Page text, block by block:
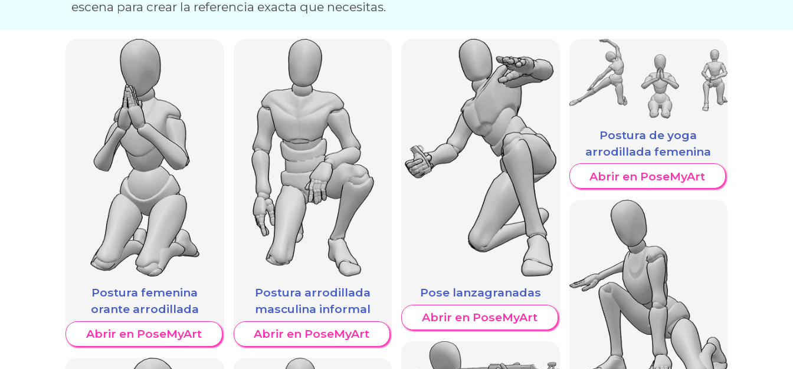
escena para crear la referencia exacta que necesitas.
Postura femenina
orante arrodillada
Abrir en PoseMyArt
Postura arrodillada
masculina informal
Abrir en PoseMyArt
Pose lanzagranadas
Abrir en PoseMyArt
Postura de yoga
arrodillada femenina
Abrir en PoseMyArt